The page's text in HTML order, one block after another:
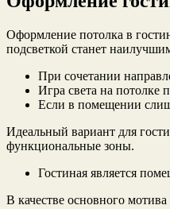
Оформление потолка в
подсветкой станет
При сочетании
Игра света на потолке
Если в помещении
Идеальный вариант для
функциональные зоны.
Гостиная является
В качестве основного